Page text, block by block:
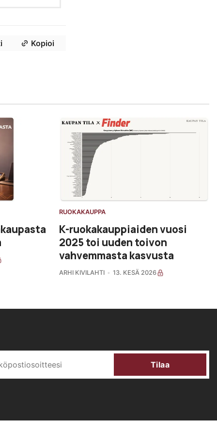
Kopioi
RUOKAKAUPPA
K-ruokakauppiaiden vuosi
2025 toi uuden toivon
vahvemmasta kasvusta
ARHI KIVILAHTI 13. KESÄ 2026
Tilaa